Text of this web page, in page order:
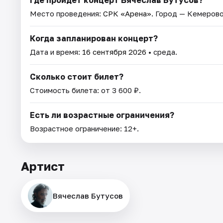
Место проведения: СРК «Арена». Город —
Когда запланирован концерт?
Дата и время: 16 сентября 2026 • среда.
Сколько стоит билет?
Стоимость билета: от 3 600 ₽.
Есть ли возрастные ограничения?
Возрастное ограничение: 12+.
Артист
Вячеслав Бутусов